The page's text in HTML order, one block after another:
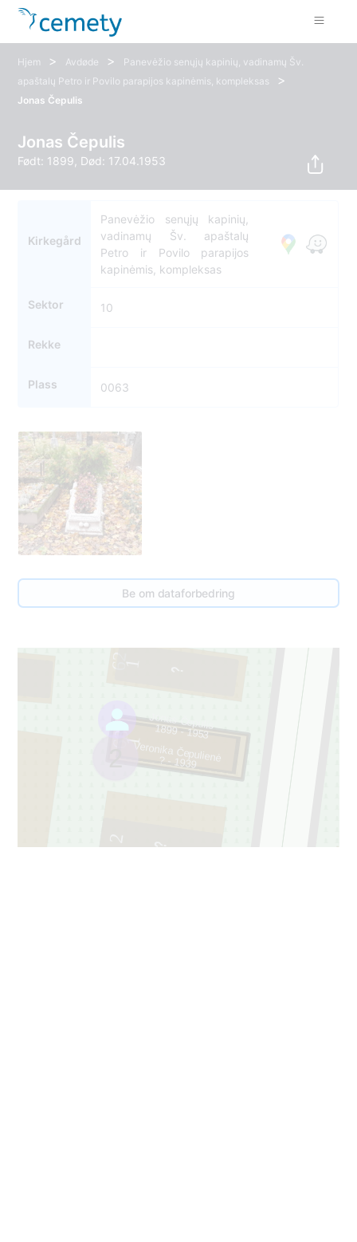
Hjem > Avdøde >
Panevėžio senųjų kapinių, vadinamų Šv.
apaštalų Petro ir Povilo parapijos kapinėmis, kompleksas
>
Jonas Čepulis
Jonas Čepulis
Født: 1899, Død: 17.04.1953
Kirkegård
Panevėžio senųjų kapinių,
vadinamų Šv. apaštalų
Petro ir Povilo parapijos
kapinėmis, kompleksas
Sektor 10
Rekke
Plass 0063
Be om dataforbedring
62
631
Jonas Čepulis
1899 - 1953
Veronika Čepulienė
? - 1939